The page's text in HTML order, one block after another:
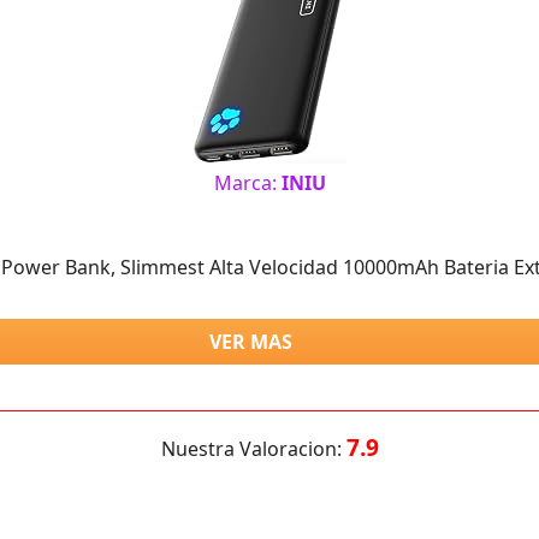
Marca: INIU
Bank, Slimmest Alta Velocidad 10000mAh Bateria
VER MAS
Nuestra Valoracion: 7.9